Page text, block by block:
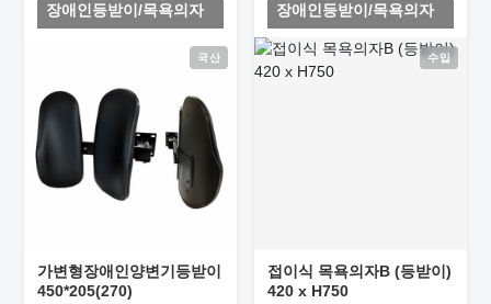
장애인등받이/목욕의자
국산
가변형장애인양변기등받이
450*205(270)
장애인등받이/목욕의자
수입
접이식 목욕의자B (등받이)
420 x H750